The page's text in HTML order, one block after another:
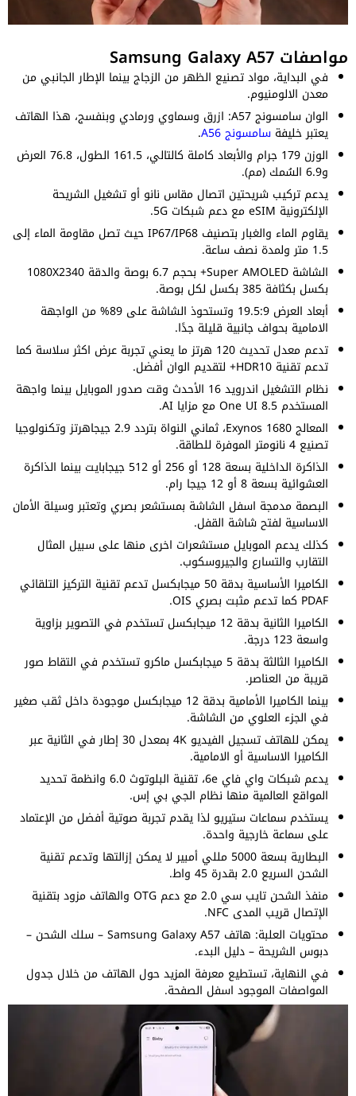
مواصفات Samsung Galaxy A57
في البداية، مواد تصنيع الظهر من الزجاج بينما الإطار الجانبي من
معدن الالومنيوم.
الوان سامسونج A57: ازرق وسماوي ورمادي وبنفسج، هذا الهاتف
يعتبر خليفة سامسونج A56
.
الوزن 179 جرام والأبعاد كاملة كالتالي، 161.5 الطول، 76.8 العرض
و6.9 السُمك (مم).
يدعم تركيب شريحتين اتصال مقاس نانو أو تشغيل الشريحة
الإلكترونية eSIM مع دعم شبكات 5G.
يقاوم الماء والغبار بتصنيف IP67/IP68 حيث تصل مقاومة الماء إلى
1.5 متر ولمدة نصف ساعة.
الشاشة Super AMOLED+ بحجم 6.7 بوصة والدقة 1080X2340
بكسل بكثافة 385 بكسل لكل بوصة.
أبعاد العرض 19.5:9 وتستحوذ الشاشة على 89% من الواجهة
الامامية بحواف جانبية قليلة جدًا.
تدعم معدل تحديث 120 هرتز ما يعني تجربة عرض اكثر سلاسة كما
تدعم تقنية HDR10+ لتقديم الوان أفضل.
نظام التشغيل اندرويد 16 الأحدث وقت صدور الموبايل بينما واجهة
المستخدم One UI 8.5 مع مزايا AI.
المعالج Exynos 1680، ثماني النواة بتردد 2.9 جيجاهرتز وتكنولوجيا
تصنيع 4 نانومتر الموفرة للطاقة.
الذاكرة الداخلية بسعة 128 أو 256 أو 512 جيجابايت بينما الذاكرة
العشوائية بسعة 8 أو 12 جيجا رام.
البصمة مدمجة اسفل الشاشة بمستشعر بصري وتعتبر وسيلة الأمان
الاساسية لفتح شاشة القفل.
كذلك يدعم الموبايل مستشعرات اخرى منها على سبيل المثال
التقارب والتسارع والجيروسكوب.
الكاميرا الأساسية بدقة 50 ميجابكسل تدعم تقنية التركيز التلقائي
PDAF كما تدعم مثبت بصري OIS.
الكاميرا الثانية بدقة 12 ميجابكسل تستخدم في التصوير بزاوية
واسعة 123 درجة.
الكاميرا الثالثة بدقة 5 ميجابكسل ماكرو تستخدم في التقاط صور
قريبة من العناصر.
بينما الكاميرا الأمامية بدقة 12 ميجابكسل موجودة داخل ثقب صغير
في الجزء العلوي من الشاشة.
يمكن للهاتف تسجيل الفيديو 4K بمعدل 30 إطار في الثانية عبر
الكاميرا الاساسية أو الامامية.
يدعم شبكات واي فاي 6e، تقنية البلوتوث 6.0 وانظمة تحديد
المواقع العالمية منها نظام الجي بي إس.
يستخدم سماعات ستيريو لذا يقدم تجربة صوتية أفضل من الإعتماد
على سماعة خارجية واحدة.
البطارية بسعة 5000 مللي أمبير لا يمكن إزالتها وتدعم تقنية
الشحن السريع 2.0 بقدرة 45 واط.
منفذ الشحن تايب سي 2.0 مع دعم OTG والهاتف مزود بتقنية
الإتصال قريب المدى NFC.
محتويات العلبة: هاتف Samsung Galaxy A57 – سلك الشحن –
دبوس الشريحة – دليل البدء.
في النهاية، تستطيع معرفة المزيد حول الهاتف من خلال جدول
المواصفات الموجود اسفل الصفحة.